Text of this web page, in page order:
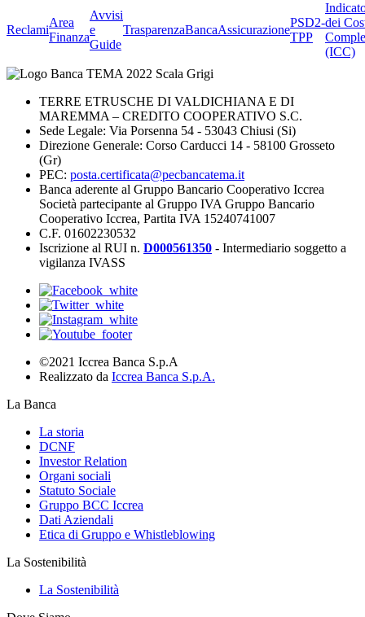
Reclami
Area
Finanza
Avvisi
e
Guide
TrasparenzaBancaAssicurazione
PSD2-
TPP
dei
(ICC)
TERRE ETRUSCHE DI VALDICHIANA E DI
MAREMMA – CREDITO COOPERATIVO S.C.
Sede Legale: Via Porsenna 54 - 53043 Chiusi (Si)
Direzione Generale: Corso Carducci 14 - 58100 Grosseto
(Gr)
PEC: posta.certificata@pecbancatema.it
Banca aderente al Gruppo Bancario Cooperativo Iccrea
Società partecipante al Gruppo IVA Gruppo Bancario
Cooperativo Iccrea, Partita IVA 15240741007
C.F. 01602230532
Iscrizione al RUI n. D000561350 - Intermediario soggetto a
vigilanza IVASS
©2021 Iccrea Banca S.p.A
Realizzato da Iccrea Banca S.p.A.
La Banca
La storia
DCNF
Investor Relation
Organi sociali
Statuto Sociale
Gruppo BCC Iccrea
Dati Aziendali
Etica di Gruppo e Whistleblowing
La Sostenibilità
La Sostenibilità